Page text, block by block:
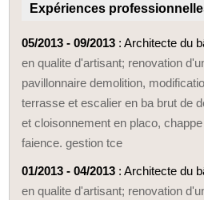
Expériences
05/2013 - 09/2013 : Architecte du
en qualite d'artisant; renovation
pavillonnaire demolition,
terrasse et escalier en ba brut de
et cloisonnement en placo,
faience. gestion tce
01/2013 - 04/2013 : Architecte du
en qualite d'artisant; renovation